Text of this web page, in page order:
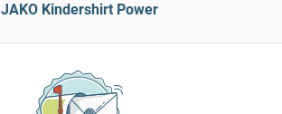
JAKO Kindershirt Power